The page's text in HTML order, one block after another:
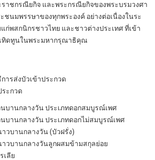
ราชกรณียกิจ และพระกรณียกิจของพระบรมวงศา
ชนมพรรษาของทุกพระองค์ อย่างต่อเนื่องในระ
ก่พสกนิกรชาวไทย และชาวต่างประเทศ ที่เข้า
ทิดทูนในพระมหากรุณาธิคุณ
ารส่งบัวเข้าประกวด
ะกวด
บานกลางวัน ประเภทดอกสมบูรณ์เพศ
บานกลางวัน ประเภทดอกไม่สมบูรณ์เพศ
วบานกลางวัน (บัวฝรั่ง)
วบานกลางวันลูกผสมข้ามสกุลย่อย
เลีย